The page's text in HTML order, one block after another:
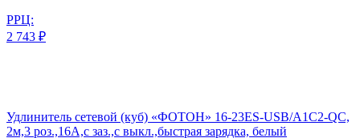
РРЦ:
2 743 ₽
Удлинитель сетевой (куб) «ФОТОН» 16-23ES-USB/A1C2-QC,
2м,3 роз.,16А,с заз.,с выкл.,быстрая зарядка, белый